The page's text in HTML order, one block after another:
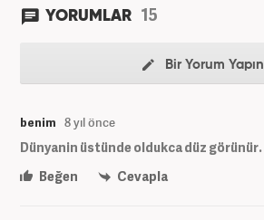
YORUMLAR 15
Bir Yorum Yapın
benim 8 yıl önce
Dünyanin üstünde oldukca düz görünür.
Beğen
Cevapla